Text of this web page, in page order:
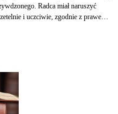
Radca miał naruszyć
i uczciwie, zgodnie z prawem,